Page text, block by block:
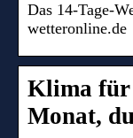
Das 14-Tage-
wetteronline.de
Klima für
Monat,